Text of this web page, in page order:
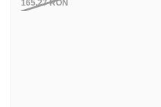
165,27RON